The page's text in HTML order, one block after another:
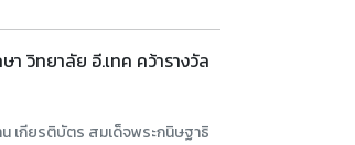
วิทยาลัย อี.เทค คว้ารางวัล
เกียรติบัตร สมเด็จพระกนิษฐาธิ